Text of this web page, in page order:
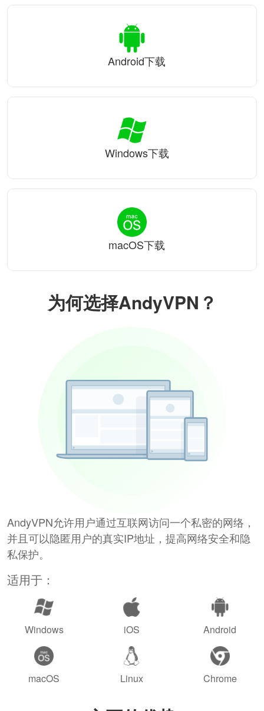
为何选择AndyVPN？
AndyVPN允许用户通过互联网访问一个私密的网络，
并且可以隐匿用户的真实IP地址，提高网络安全和隐
私保护。
适用于：
Windows iOS Android
macOS Linux Chrome
Android下载
Windows下载
macOS下载